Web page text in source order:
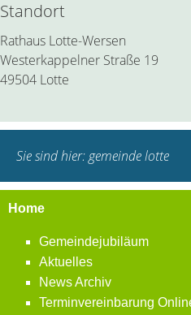
Standort
Rathaus Lotte-Wersen
Westerkappelner Straße 19
49504 Lotte
Sie sind hier:gemeinde lotte
Home
Gemeindejubiläum
Aktuelles
News Archiv
Terminvereinbarung